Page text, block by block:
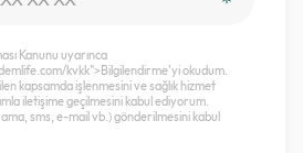
Kanunu uyarınca
kvkk">Bilgilendirme’yi okudum.
kapsamda işlenmesini ve sağlık hizmet
iletişime geçilmesini kabul ediyorum.
sms, e-mail vb.) gönderilmesini kabul